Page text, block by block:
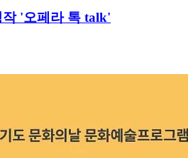
작 '오페라 톡 talk'